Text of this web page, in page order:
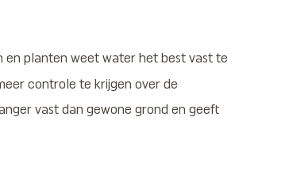
en planten weet water het best vast te
controle te krijgen over de
vast dan gewone grond en geeft